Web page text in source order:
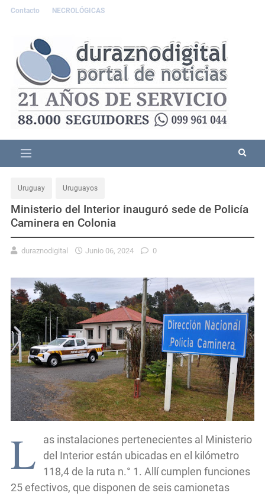
Contacto NECROLÓGICAS
Uruguay Uruguayos
Ministerio del Interior inauguró sede de Policía
Caminera en Colonia
duraznodigital Junio 06, 2024 0
L
as instalaciones pertenecientes al Ministerio
del Interior están ubicadas en el kilómetro
118,4 de la ruta n.° 1. Allí cumplen funciones
25 efectivos, que disponen de seis camionetas